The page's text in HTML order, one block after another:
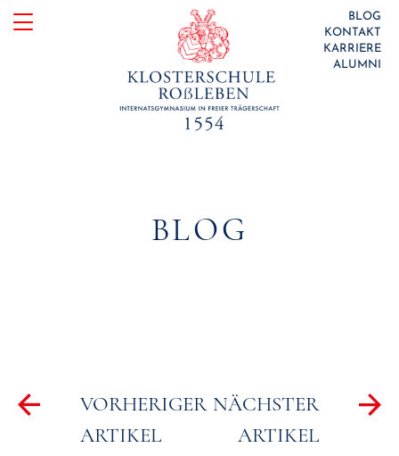
Skip
BLOG
KONTAKT
KARRIERE
ALUMNI
BLOG
Beitragsnavigation
VORHERIGER
ARTIKEL
NÄCHSTER
ARTIKEL